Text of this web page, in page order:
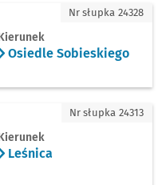
Sobieskiego
Osiedle Sobieskiego
Nr słupka 24328
Leśnica
Nr słupka 24313